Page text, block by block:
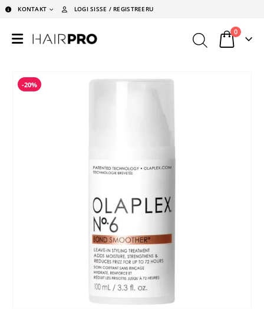
KONTAKT LOGI SISSE / REGISTREERU
0
-20%